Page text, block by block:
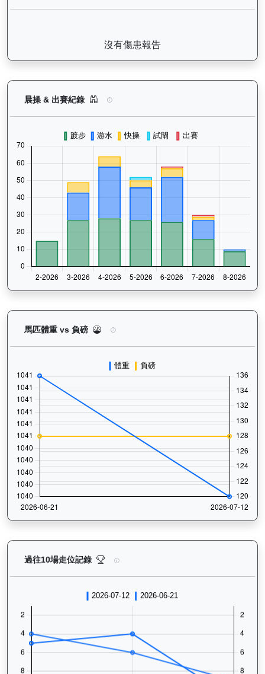
沒有傷患報告
晨操 & 出賽紀錄 浩然（L392）— 晨操及出賽紀錄圖表：
馬匹體重 vs 負磅 浩然（L392）— 馬匹體重與負磅走勢
過往10場走位記錄 浩然（L392）— 過往走位記錄圖表：